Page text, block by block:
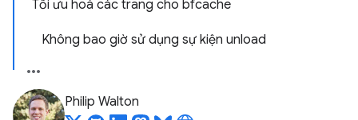
Tối ưu hoá các trang cho bfcache
Không bao giờ sử dụng sự kiện unload
Philip Walton